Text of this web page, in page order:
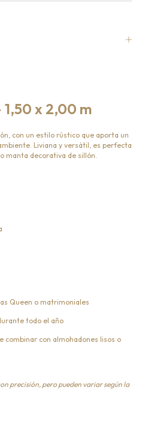
x 2,00 m
con un estilo rústico que aporta un
Liviana y versátil, es perfecta
manta decorativa de sillón.
Queen o matrimoniales
todo el año
combinar con almohadones lisos o
precisión, pero pueden variar según la